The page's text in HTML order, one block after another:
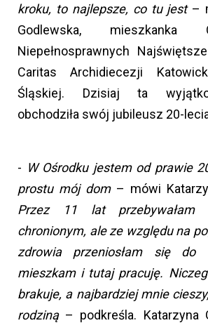
kroku, to najlepsze, co tu jest–
Godlewska, mieszkanka
Niepełnosprawnych
Caritas Archidiecezji
Śląskiej. Dzisiaj ta
obchodziła swój jubileusz 20-
- W Ośrodku jestem od prawie
prostu mój dom– mówi
Przez 11 lat przebywałam
chronionym, ale ze względu na
zdrowia przeniosłam się do
mieszkam i tutaj pracuję.
brakuje, a najbardziej mnie
rodziną– podkreśla. Katarzyna